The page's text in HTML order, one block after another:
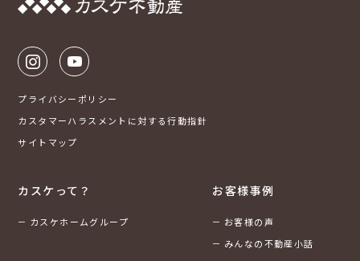
プライバシーポリシー
カスタマーハラスメントに対する行動指針
サイトマップ
カスケって？
カスケホームグループ
お客様事例
お客様の声
みんなの不動産小話